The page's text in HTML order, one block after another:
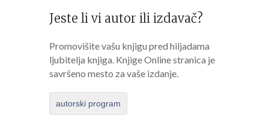
Jeste li vi autor ili izdavač?
Promovišite vašu knjigu pred hiljadama
ljubitelja knjiga. Knjige Online stranica je
savršeno mesto za vaše izdanje.
autorski program